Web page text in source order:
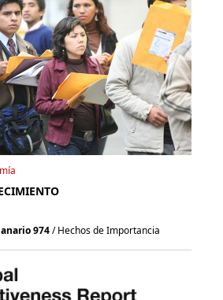
974/ Hechos de Importancia